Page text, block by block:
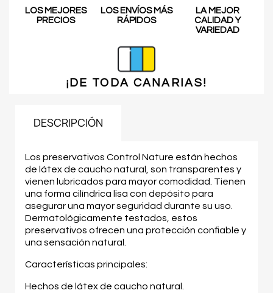
LOS MEJORES
PRECIOS
LOS ENVÍOS MÁS
RÁPIDOS
LA MEJOR
CALIDAD Y
VARIEDAD
¡DE TODA CANARIAS!
DESCRIPCIÓN
Los preservativos Control Nature están hechos
de látex de caucho natural, son transparentes y
vienen lubricados para mayor comodidad. Tienen
una forma cilíndrica lisa con depósito para
asegurar una mayor seguridad durante su uso.
Dermatológicamente testados, estos
preservativos ofrecen una protección confiable y
una sensación natural.
Características principales:
Hechos de látex de caucho natural.